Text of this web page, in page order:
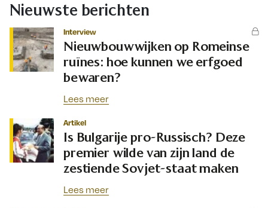
Nieuwste berichten
Interview
Nieuwbouwwijken op Romeinse
ruïnes: hoe kunnen we erfgoed
bewaren?
Lees meer
Artikel
Is Bulgarije pro-Russisch? Deze
premier wilde van zijn land de
zestiende Sovjet-staat maken
Lees meer